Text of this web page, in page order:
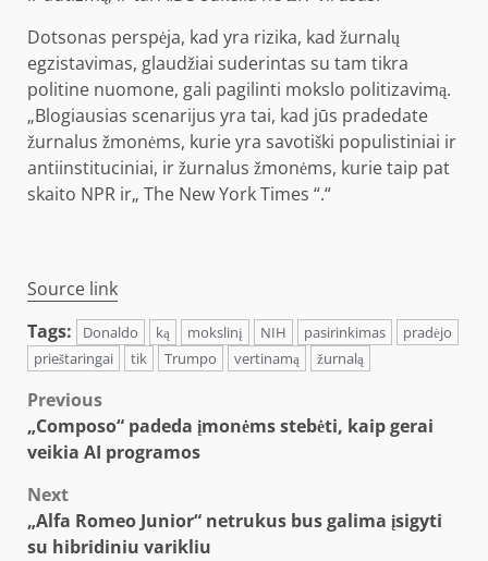
Dotsonas perspėja, kad yra rizika, kad žurnalų
egzistavimas, glaudžiai suderintas su tam tikra
politine nuomone, gali pagilinti mokslo politizavimą.
„Blogiausias scenarijus yra tai, kad jūs pradedate
žurnalus žmonėms, kurie yra savotiški populistiniai ir
antiinstituciniai, ir žurnalus žmonėms, kurie taip pat
skaito NPR ir„ The New York Times “.“
Source link
Tags:
Donaldo ką mokslinį NIH pasirinkimas
pradėjo
prieštaringai
tik Trumpo vertinamą žurnalą
Post
navigation
Previous
„Composo“ padeda įmonėms stebėti, kaip gerai
veikia AI programos
Next
„Alfa Romeo Junior“ netrukus bus galima įsigyti
su hibridiniu varikliu